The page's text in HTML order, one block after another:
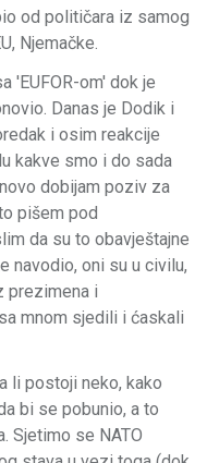
od političara iz samog
Njemačke.
'EUFOR-om' dok je
Danas je Dodik i
i osim reakcije
kakve smo i do sada
dobijam poziv za
pišem pod
da su to obavještajne
navodio, oni su u civilu,
prezimena i
mnom sjedili i ćaskali
li postoji neko, kako
bi se pobunio, a to
Sjetimo se NATO